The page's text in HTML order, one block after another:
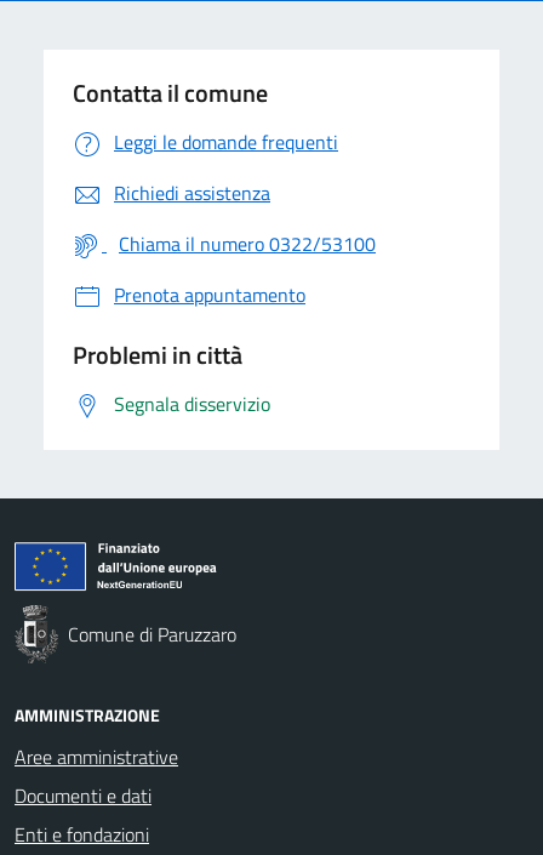
Contatta il comune
Leggi le domande frequenti
Richiedi assistenza
Chiama il numero 0322/53100
Prenota appuntamento
Problemi in città
Segnala disservizio
Comune di Paruzzaro
AMMINISTRAZIONE
Aree amministrative
Documenti e dati
Enti e fondazioni